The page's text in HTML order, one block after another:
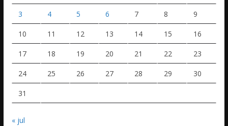
3 4 5 6 7 8 9
10 11 12 13 14 15 16
17 18 19 20 21 22 23
24 25 26 27 28 29 30
31
« jul